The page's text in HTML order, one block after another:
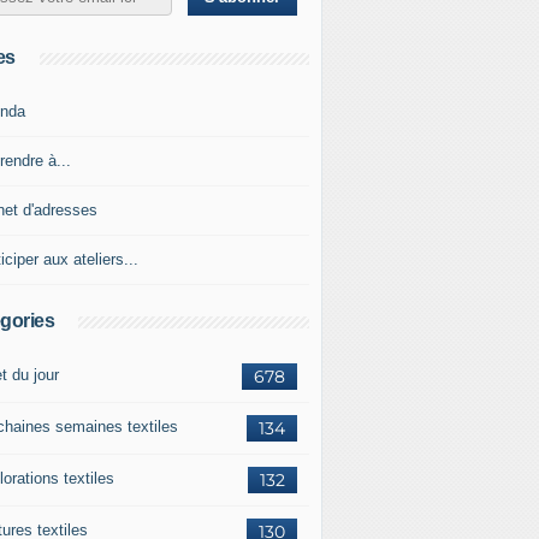
à...
d'adresses
aux ateliers...
678
du jour
134
semaines textiles
132
textiles
130
textiles